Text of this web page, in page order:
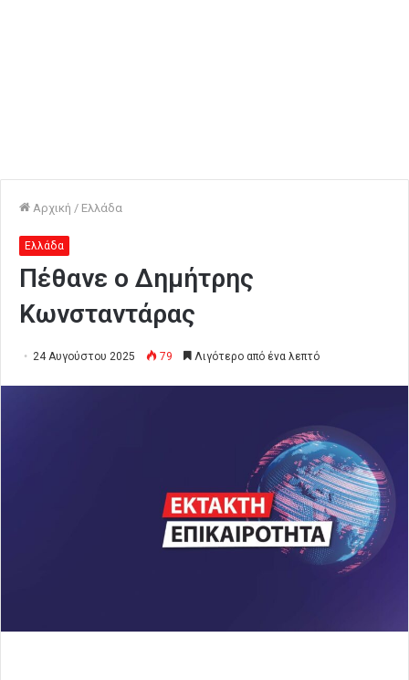
Αρχική / Ελλάδα
Ελλάδα
Πέθανε ο Δημήτρης
Κωνσταντάρας
24 Αυγούστου 2025 79 Λιγότερο από ένα λεπτό